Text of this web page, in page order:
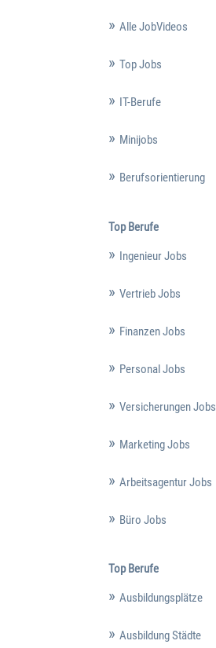
Alle JobVideos
Top Jobs
IT-Berufe
Minijobs
Berufsorientierung
Top Berufe
Ingenieur Jobs
Vertrieb Jobs
Finanzen Jobs
Personal Jobs
Versicherungen Jobs
Marketing Jobs
Arbeitsagentur Jobs
Büro Jobs
Top Berufe
Ausbildungsplätze
Ausbildung Städte